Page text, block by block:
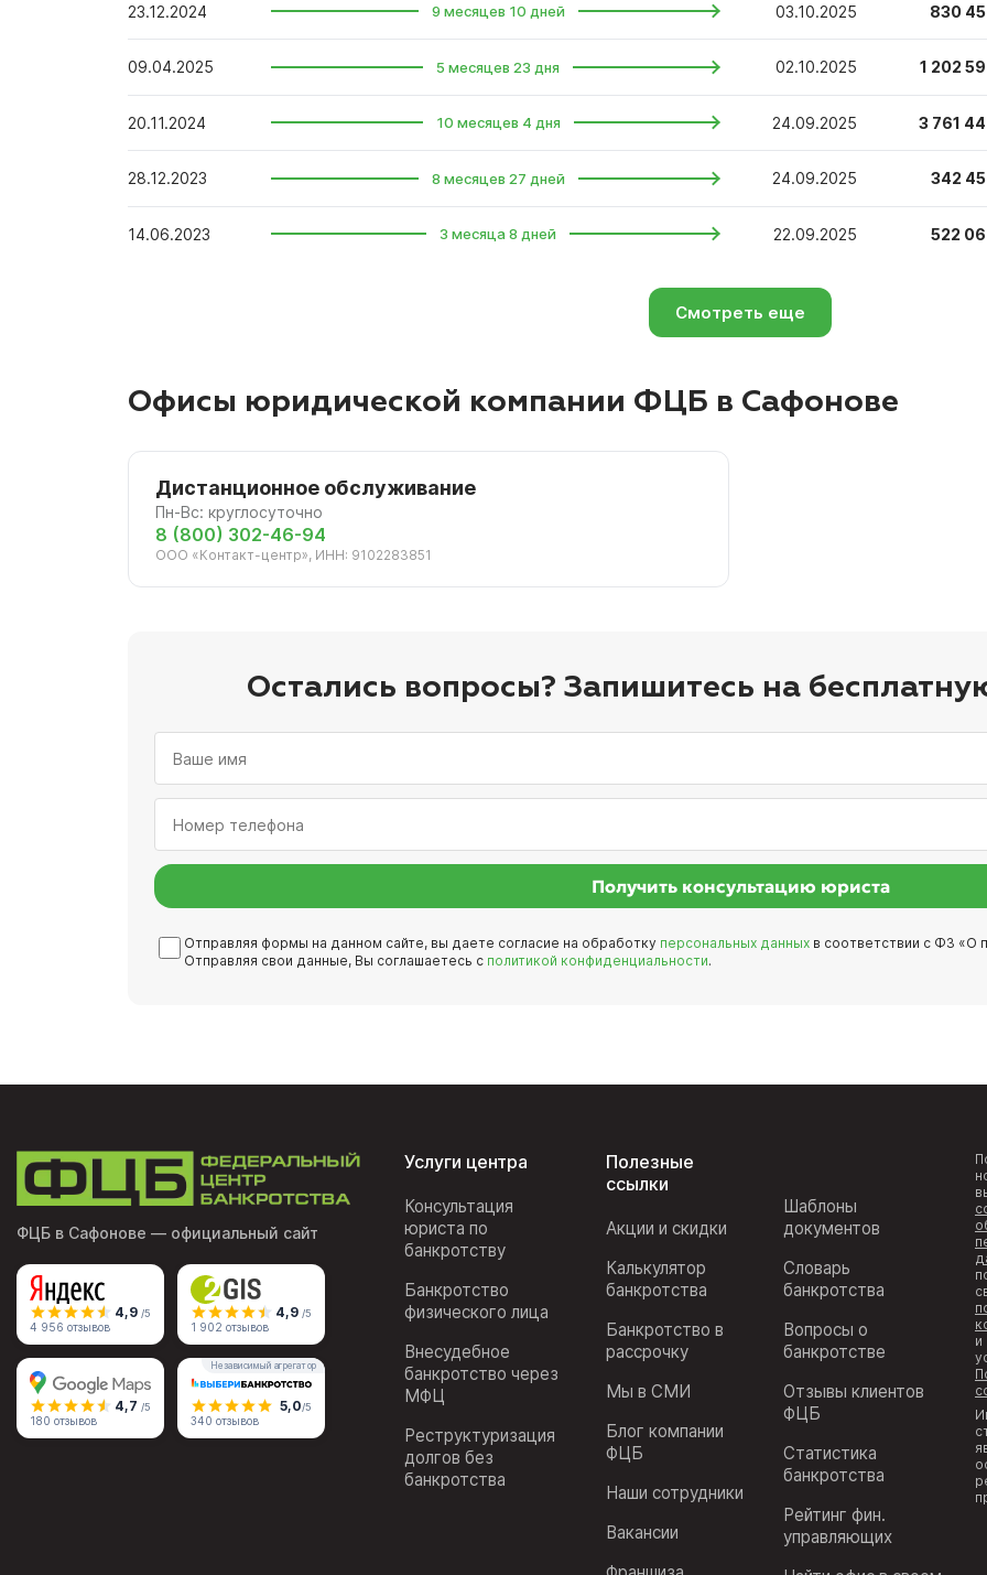
23.12.2024 9 месяцев 10 дней 03.10.2025 830
09.04.2025 5 месяцев 23 дня 02.10.2025 1 202
20.11.2024 10 месяцев 4 дня 24.09.2025 3 761
28.12.2023 8 месяцев 27 дней 24.09.2025 342
14.06.2023 3 месяца 8 дней 22.09.2025 522
Смотреть еще
Офисы юридической компании ФЦБ в Сафонове
Дистанционное обслуживание
Пн-Вс: круглосуточно
8 (800) 302-46-94
ООО «Контакт-центр», ИНН: 9102283851
Остались вопросы? Запишитесь на
Получить консультацию юриста
Отправляя формы на данном сайте, вы даете согласие на обработку персональных данных в соответствии с ФЗ «О
Отправляя свои данные, Вы соглашаетесь с политикой конфиденциальности.
ФЦБ в Сафонове — официальный сайт
4,9 /5
4 956 отзывов
4,9 /5
1 902 отзывов
4,7 /5
180 отзывов
Независимый агрегатор
5,0/5
340 отзывов
Услуги центра
Консультация
юриста по
банкротству
Банкротство
физического лица
Внесудебное
банкротство через
МФЦ
Реструктуризация
долгов без
банкротства
Полезные
ссылки
Акции и скидки
Калькулятор
банкротства
Банкротство в
рассрочку
Мы в СМИ
Блог компании
ФЦБ
Наши сотрудники
Вакансии
Шаблоны
документов
Словарь
банкротства
Вопросы о
банкротстве
Отзывы клиентов
ФЦБ
Статистика
банкротства
Рейтинг фин.
управляющих
и